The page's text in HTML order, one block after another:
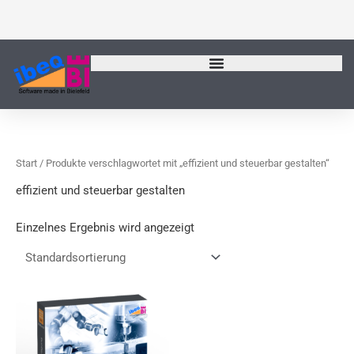
springen
Start / Produkte verschlagwortet mit „effizient und steuerbar gestalten“
effizient und steuerbar gestalten
Einzelnes Ergebnis wird angezeigt
Dieses
Produkt
weist
mehrere